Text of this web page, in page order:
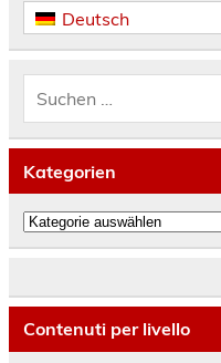
Deutsch
Kategorien
Kategorien
Contenuti per livello